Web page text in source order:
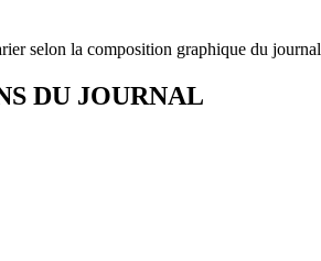
selon la composition graphique du journal
DU JOURNAL